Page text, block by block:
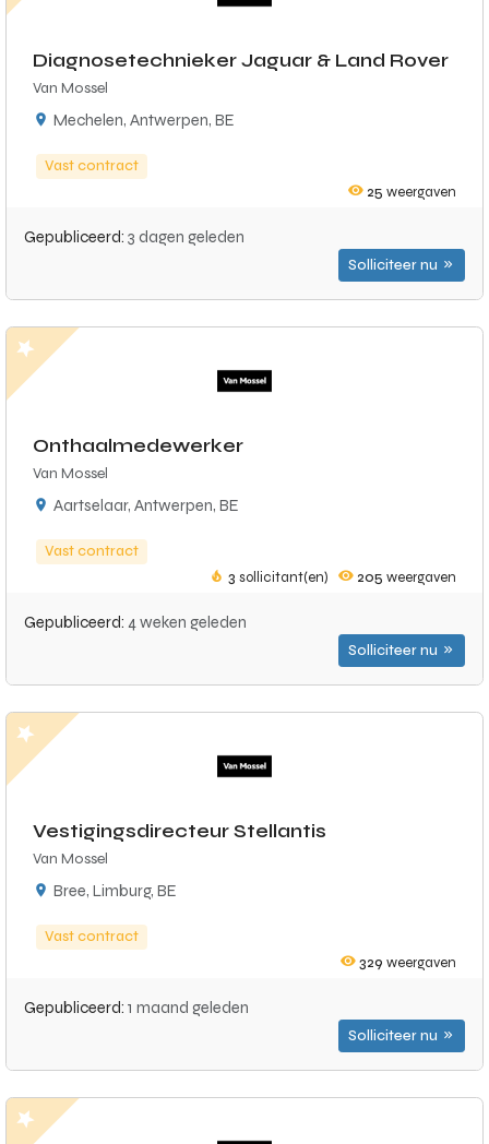
Diagnosetechnieker Jaguar & Land Rover
Van Mossel
Mechelen, Antwerpen, BE
Vast contract
25 weergaven
Gepubliceerd: 3 dagen geleden
Solliciteer nu
Onthaalmedewerker
Van Mossel
Aartselaar, Antwerpen, BE
Vast contract
3 sollicitant(en) 205 weergaven
Gepubliceerd: 4 weken geleden
Solliciteer nu
Vestigingsdirecteur Stellantis
Van Mossel
Bree, Limburg, BE
Vast contract
329 weergaven
Gepubliceerd: 1 maand geleden
Solliciteer nu